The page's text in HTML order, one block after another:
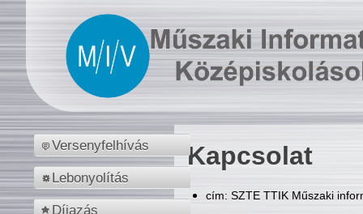
Versenyfelhívás
Lebonyolítás
Díjazás
Kapcsolat
cím: SZTE TTIK Műszaki